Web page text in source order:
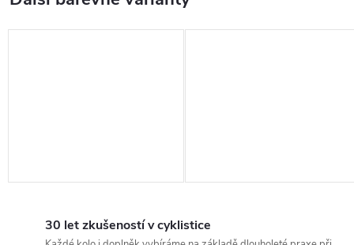
30 let zkušeností v cyklistice